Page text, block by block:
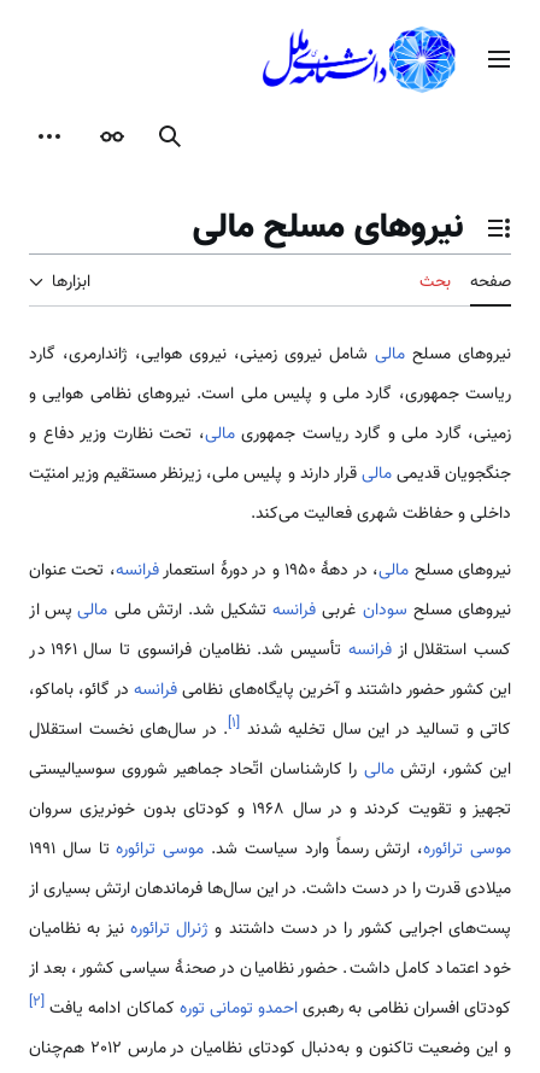
محتوامنوی اصلی
جستجوظاهر
تغییر وضعیت فهرست محتویات
نیروهای مسلح مالی
صفحه بحث ابزارها
نیروهای مسلح مالی شامل نیروی زمینی، نیروی هوایی، ژاندارمری، گارد
ریاست جمهوری، گارد ملی و پلیس ملی است. نیروهای نظامی‌ هوایی و
زمینی، گارد ملی و گارد ریاست جمهوریمالی، تحت نظارت وزیر دفاع و
جنگجویان قدیمی‌مالیقرار دارند و پلیس ملی، زیرنظر مستقیم وزیر امنیّت
داخلی و حفاظت شهری فعالیت می‌کند.
نیروهای مسلح مالی، در دهۀ 1950 و در دورۀ استعمار فرانسه، تحت عنوان
نیروهای مسلح سودان غربی فرانسهتشکیل شد. ارتش ملی مالیپس از
کسب استقلال ازفرانسه
تأسیس شد. نظامیان فرانسوی تا سال 1961 در
این کشور حضور داشتند و آخرین پایگاه‌های نظامی ‌فرانسهدر گائو، باماکو،
کاتی و تسالید در این سال تخلیه شدند [۱]. در سال‌های نخست استقلال
این کشور، ارتشمالی را کارشناسان اتّحاد جماهیر شوروی سوسیالیستی
تجهیز و تقویت کردند و در سال 1968 و کودتای بدون خونریزی سروان
موسی ترائوره، ارتش رسماً وارد سیاست شد. موسی ترائوره
تا سال 1991
میلادی قدرت را در دست داشت. در این سال‌ها فرماندهان ارتش بسیاری از
پست‌های اجرایی کشور را در دست داشتند و ژنرال ترائوره نیز به نظامیان
خود اعتماد کامل داشت. حضور نظامیان در صحنۀ سیاسی کشور، بعد از
کودتای افسران نظامی ‌به رهبریاحمدو تومانی توره کماکان ادامه یافت [۲]
و این وضعیت تاکنون و به‌دنبال کودتای نظامیان در مارس 2012 هم‌چنان